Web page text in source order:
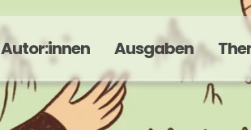
Autor:innen Ausgaben